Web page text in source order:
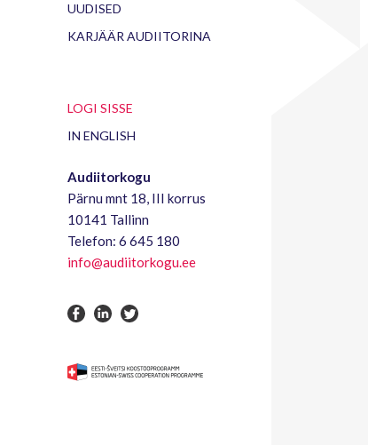
UUDISED
KARJÄÄR AUDIITORINA
LOGI SISSE
IN ENGLISH
Audiitorkogu
Pärnu mnt 18, III korrus
10141 Tallinn
Telefon: 6 645 180
info@audiitorkogu.ee